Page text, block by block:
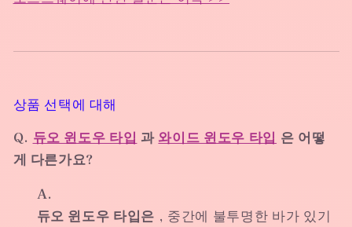
상품 선택에 대해
Q. 듀오 윈도우 타입 과 와이드 윈도우 타입 은 어떻
게 다른가요?
A.
듀오 윈도우 타입은 , 중간에 불투명한 바가 있기